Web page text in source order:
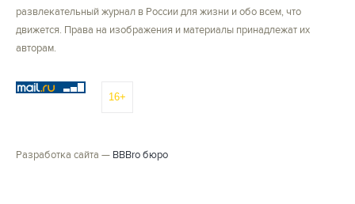
развлекательный журнал в России для жизни и обо всем, что
движется. Права на изображения и материалы принадлежат их
авторам.
16+
Разработка сайта — BBBro бюро